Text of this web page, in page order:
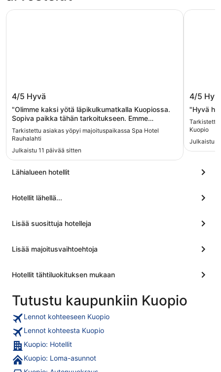
Spa Hotel Rauhalahti
4/5 Hyvä
"Olimme kaksi yötä läpikulkumatkalla Kuopiossa.
Sopiva paikka tähän tarkoitukseen. Emme
käyttäneet kylpylän palveluja. Erittäin ystävällinen
henkilökunta erikoisesti vastaanotossa. Huone oli
kuitenkin olla melko vanha. Hyvä ja runsas
aamiainen."
Tarkistettu asiakas yöpyi majoituspaikassa Spa Hotel
Rauhalahti
Julkaistu 11 päivää sitten
Spa Hotel Rauhalahti
4/5
"Hyvä
Tarkistettu
Kuopio
Julkaistu 1
Lapland
Lähialueen hotellit
Hotellit lähellä...
Lisää suosittuja hotelleja
Lisää majoitusvaihtoehtoja
Hotellit tähtiluokituksen mukaan
Tutustu kaupunkiin Kuopio
Lennot kohteeseen Kuopio
Lennot kohteesta Kuopio
Kuopio: Hotellit
Kuopio: Loma-asunnot